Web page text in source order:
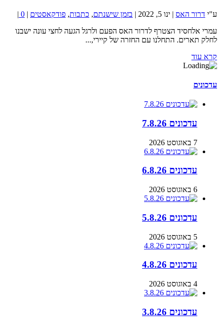
ע"י דרור האס | ינו 5, 2022 | בזמן שישנתם, כתבות, פודקאסטים |
0
|
עמרי אלחסיד הצטרף לדרור האס הפעם ולרגל הגעה לחצי עונה ישבנו
לחלק תארים. התחלנו עם החזרה של קיירי,...
קרא עוד
עדכונים
עדכונים 7.8.26
7 באוגוסט 2026
עדכונים 6.8.26
6 באוגוסט 2026
עדכונים 5.8.26
5 באוגוסט 2026
עדכונים 4.8.26
4 באוגוסט 2026
עדכונים 3.8.26